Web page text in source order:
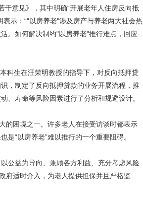
意见》，其中明确“开展老年人住房反向抵
示：“"以房养老"涉及房产与养老两大社会热
。如何解决制约"以房养老"推行难点，回应
生在汪荣明教授的指导下，对反向抵押贷
，制定了反向抵押贷款的业务开展流程，推
、寿命等风险因素进行了分析和规避设计。
困境之一。许多老人在接受访谈时都表示
“以房养老”难以推行的一个重要阻碍。
益为导向、兼顾各方利益、充分考虑风险
府适时介入，为老人提供担保并且严格监